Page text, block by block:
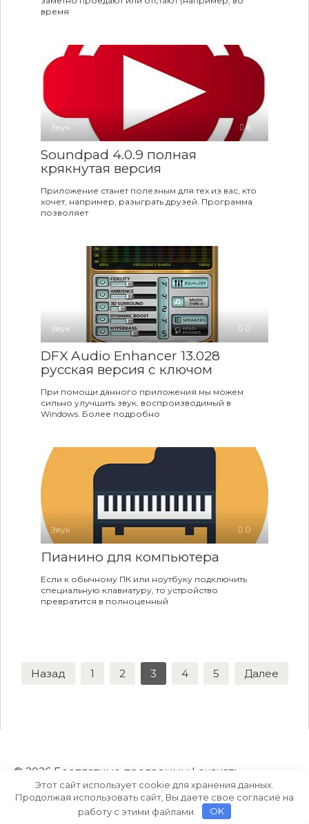
время
Звук 6
Soundpad 4.0.9 полная
крякнутая версия
Приложение станет полезным для тех из вас, кто
хочет, например, разыграть друзей. Программа
позволяет
Звук 0
DFX Audio Enhancer 13.028
русская версия c ключом
При помощи данного приложения мы можем
сильно улучшить звук, воспроизводимый в
Windows. Более подробно
Звук 0
Пианино для компьютера
Если к обычному ПК или ноутбуку подключить
специальную клавиатуру, то устройство
превратится в полноценный
Пагинация
записей
Назад 1 2 3 4 5 Далее
© 2026 Бесплатные программы | скачать
торрент на русском языке
Этот сайт использует cookie для хранения данных.
Продолжая использовать сайт, Вы даете свое согласие на
работу с этими файлами.
OK